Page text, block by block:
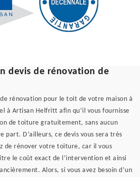
devis de rénovation de
rénovation pour le toit de votre maison à
à Artisan Helfritt afin qu’il vous fournisse
de toiture gratuitement, sans aucun
part. D’ailleurs, ce devis vous sera très
de rénover votre toiture, car il vous
le coût exact de l’intervention et ainsi
Alors, si vous avez besoin d’un